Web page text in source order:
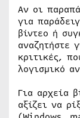
Αν οι
για
βίντεο ή
αναζητήστε
κριτικές,
λογισμικό
Για αρχεία
αξίζει να